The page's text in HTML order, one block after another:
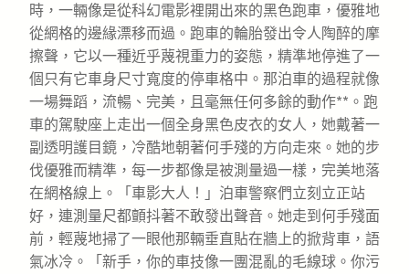
時，一輛像是從科幻電影裡開出來的黑色跑車，優雅地
從網格的邊緣漂移而過。跑車的輪胎發出令人陶醉的摩
擦聲，它以一種近乎蔑視重力的姿態，精準地停進了一
個只有它車身尺寸寬度的停車格中。那泊車的過程就像
一場舞蹈，流暢、完美，且毫無任何多餘的動作**。跑
車的駕駛座上走出一個全身黑色皮衣的女人，她戴著一
副透明護目鏡，冷酷地朝著何手殘的方向走來。她的步
伐優雅而精準，每一步都像是被測量過一樣，完美地落
在網格線上。「車影大人！」泊車警察們立刻立正站
好，連測量尺都顫抖著不敢發出聲音。她走到何手殘面
前，輕蔑地掃了一眼他那輛垂直貼在牆上的掀背車，語
氣冰冷。「新手，你的車技像一團混亂的毛線球。你污